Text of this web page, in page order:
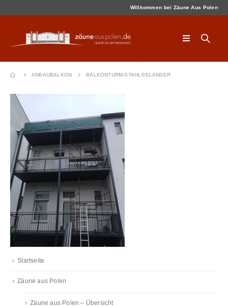
Willkommen bei Zäune Aus Polen
ANBAUBALKON BALKONTURM-STAHLGELANDER
Startseite
Zäune aus Polen
Zäune aus Polen – Übersicht